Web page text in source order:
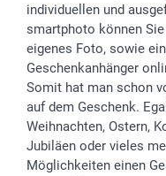
smartfriends
smartgarantie
smartbonus
individuellen und
smartphoto können
eigenes Foto, sowie
Geschenkanhänger
Somit hat man schon
auf dem Geschenk.
Weihnachten, Ostern,
Jubiläen oder vieles
Möglichkeiten einen